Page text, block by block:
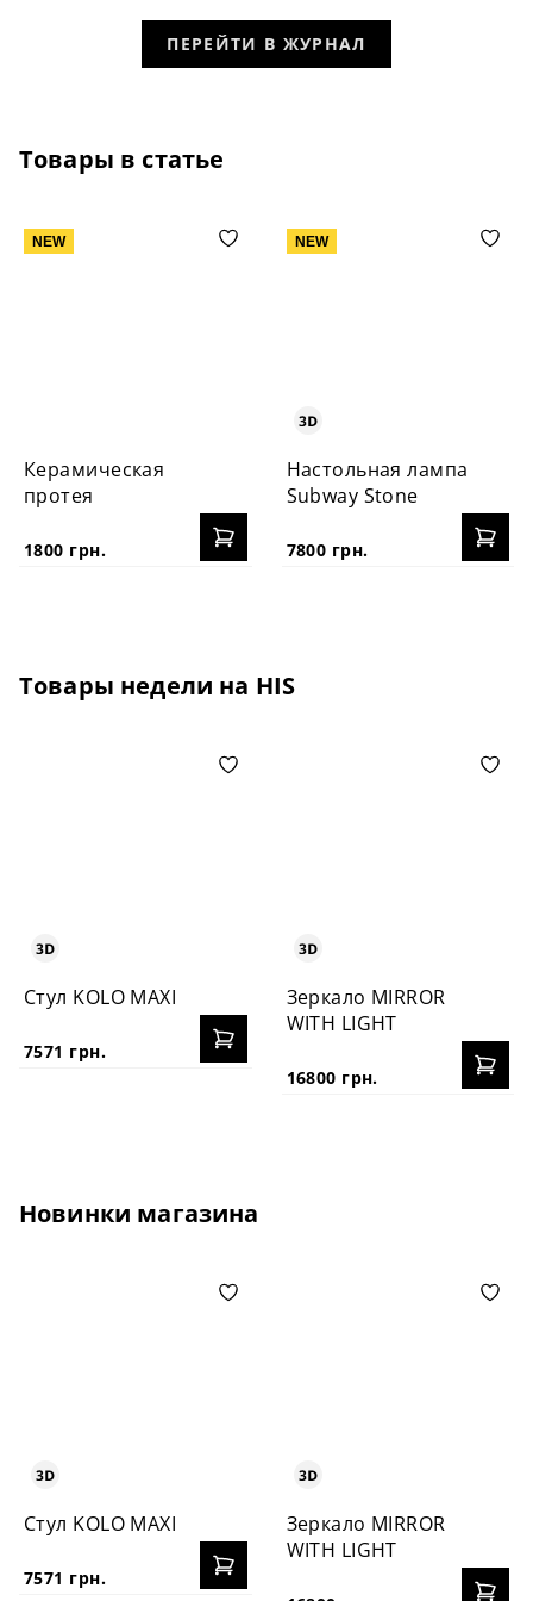
ПЕРЕЙТИ В ЖУРНАЛ
Товары в статье
NEW
Керамическая
протея
1800 грн.
NEW
Настольная лампа
Subway Stone
7800 грн.
Товары недели на HIS
Стул KOLO MAXI
7571 грн.
Зеркало MIRROR
WITH LIGHT
16800 грн.
Новинки магазина
Стул KOLO MAXI
7571 грн.
Зеркало MIRROR
WITH LIGHT